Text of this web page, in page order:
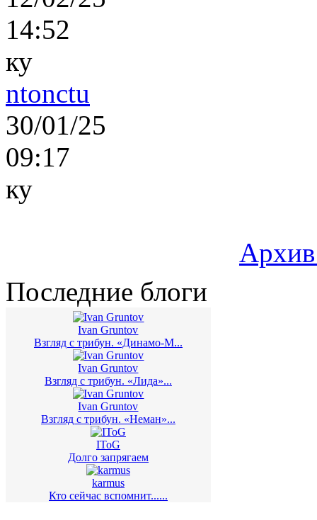
14:52
ку
ntonctu
30/01/25
09:17
ку
Последние блоги
Ivan Gruntov
Взгляд с трибун. «Динамо-М...
Ivan Gruntov
Взгляд с трибун. «Лида»...
Ivan Gruntov
Взгляд с трибун. «Неман»...
IToG
Долго запрягаем
karmus
Кто сейчас вспомнит......